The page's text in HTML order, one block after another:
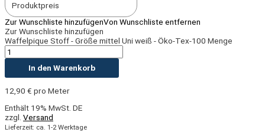
Produktpreis
Zur Wunschliste hinzufügenVon Wunschliste entfernen
Zur Wunschliste hinzufügen
Waffelpique Stoff - Größe mittel Uni weiß - Öko-Tex-100 Menge
In den Warenkorb
12,90 € pro Meter
Enthält 19% MwSt. DE
zzgl. Versand
Lieferzeit: ca. 1-2 Werktage